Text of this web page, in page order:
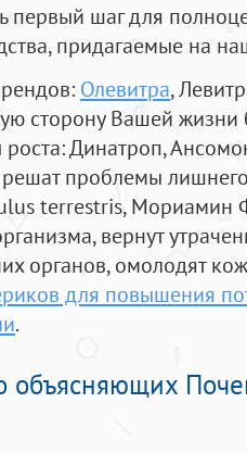
первый шаг для
придагаемые на
Олевитра,
сторону Вашей
: Динатроп,
проблемы
terrestris, Мориамин
вернут
органов, омолодят
для повышения
.
объясняющих